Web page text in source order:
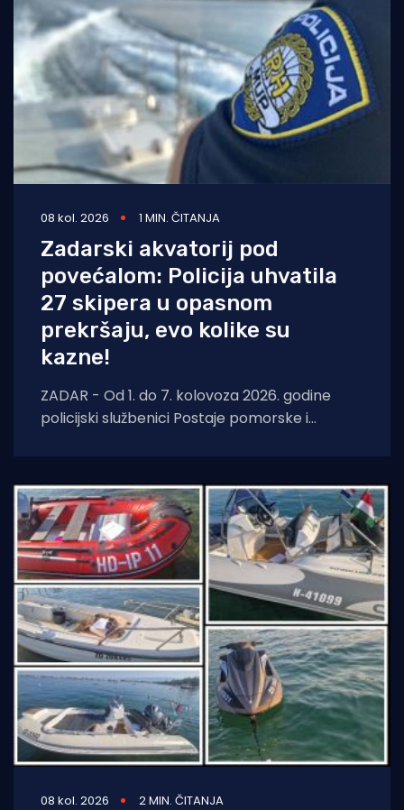
08 kol. 2026 1 MIN. ČITANJA
Zadarski akvatorij pod
povećalom: Policija uhvatila
27 skipera u opasnom
prekršaju, evo kolike su
kazne!
ZADAR - Od 1. do 7. kolovoza 2026. godine
policijski službenici Postaje pomorske i
08 kol. 2026 2 MIN. ČITANJA